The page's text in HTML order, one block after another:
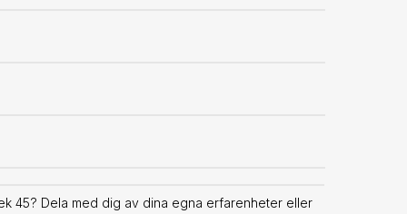
45? Dela med dig av dina egna erfarenheter eller